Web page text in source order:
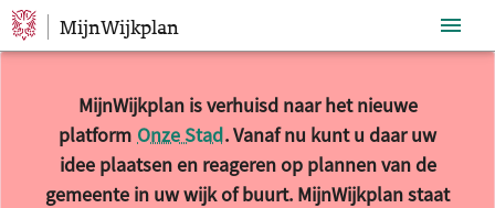
Sla navigatie over
MijnWijkplan
MijnWijkplan is verhuisd naar het nieuwe
platform Onze Stad. Vanaf nu kunt u daar uw
idee plaatsen en reageren op plannen van de
gemeente in uw wijk of buurt. MijnWijkplan staat